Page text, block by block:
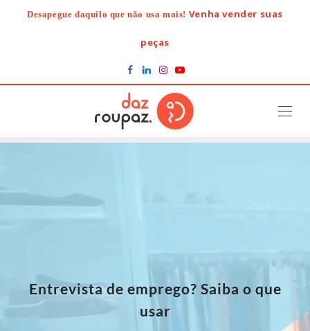
Desapegue daquilo que não usa mais! Venha vender suas
peças
Entrevista de emprego? Saiba o que
usar